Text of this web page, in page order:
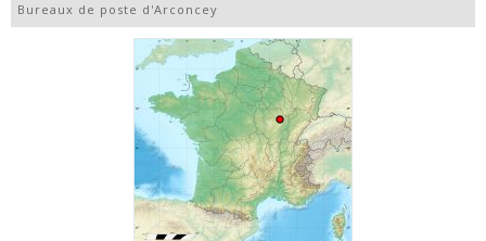
Bureaux de poste d'Arconcey